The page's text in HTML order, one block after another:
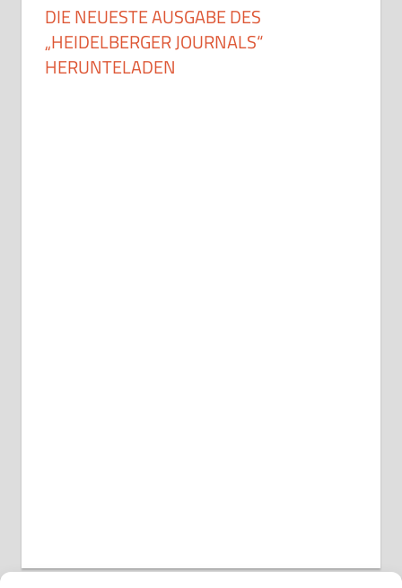
DIE NEUESTE AUSGABE DES
„HEIDELBERGER JOURNALS“
HERUNTELADEN